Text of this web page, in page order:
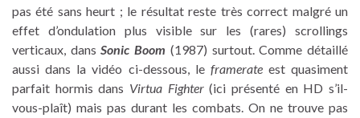
pas été sans heurt ; le résultat reste très correct malgré un
effet d’ondulation plus visible sur les (rares) scrollings
verticaux, dansSonic Boom (1987) surtout. Comme détaillé
aussi dans la vidéo ci-dessous, le framerateest quasiment
parfait hormis dans Virtua Fighter(ici présenté en HD s’il-
vous-plaît) mais pas durant les combats. On ne trouve pas